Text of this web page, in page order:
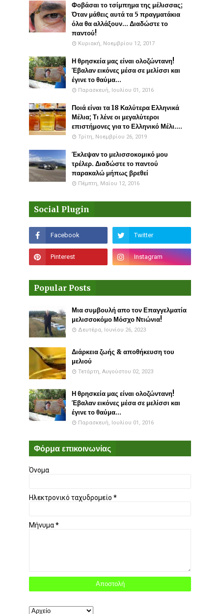
Φοβάσαι το τσίμπημα της μέλισσας;
Όταν μάθεις αυτά τα 5 πραγματάκια
όλα θα αλλάξουν... Διαδώστε το
παντού!
Κυριακή, Νοεμβρίου 12, 2017
Η θρησκεία μας είναι ολοζώντανη!
Έβαλαν εικόνες μέσα σε μελίσσι και
έγινε το θαύμα...
Παρασκευή, Ιουλίου 01, 2016
Ποιά είναι τα 18 Καλύτερα Ελληνικά
Μέλια; Τι λένε οι μεγαλύτεροι
επιστήμονες για το Ελληνικό Μέλι....
Τρίτη, Νοεμβρίου 26, 2019
Έκλεψαν το μελισσοκομικό μου
τρέλερ. Διαδώστε το παντού
παρακαλώ μήπως βρεθεί
Πέμπτη, Μαΐου 12, 2016
Social Plugin
Popular Posts
Μια συμβουλή απο τον Επαγγελματία
μελισσοκόμο Μόσχο Ντιώνια!
Δευτέρα, Ιουνίου 26, 2023
Διάρκεια ζωής & αποθήκευση του
μελιού
Τετάρτη, Αυγούστου 02, 2023
Η θρησκεία μας είναι ολοζώντανη!
Έβαλαν εικόνες μέσα σε μελίσσι και
έγινε το θαύμα...
Παρασκευή, Ιουλίου 01, 2016
Φόρμα επικοινωνίας
Όνομα
Ηλεκτρονικό ταχυδρομείο *
Μήνυμα*